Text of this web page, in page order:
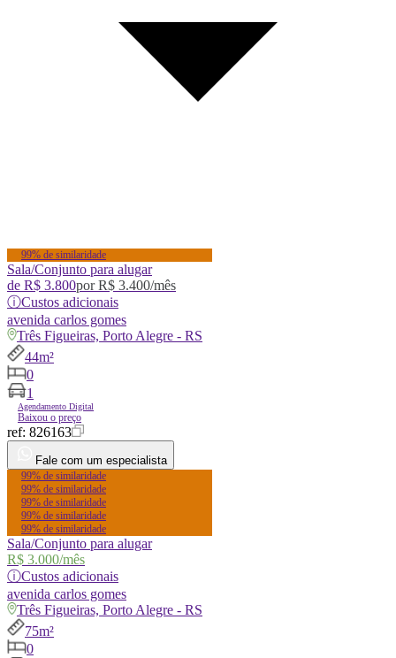
99% de similaridade
Sala/Conjunto para alugar
de R$ 3.800porR$ 3.400/mês
ⓘCustos adicionais
avenida carlos gomes
Três Figueiras, Porto Alegre - RS
44m²
0
1
Agendamento Digital
Baixou o preço
ref: 826163
Fale com um especialista
99% de similaridade
99% de similaridade
99% de similaridade
99% de similaridade
99% de similaridade
Sala/Conjunto para alugar
R$ 3.000/mês
ⓘCustos adicionais
avenida carlos gomes
Três Figueiras, Porto Alegre - RS
75m²
0